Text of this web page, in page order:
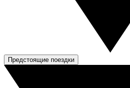
Предстоящие поездки